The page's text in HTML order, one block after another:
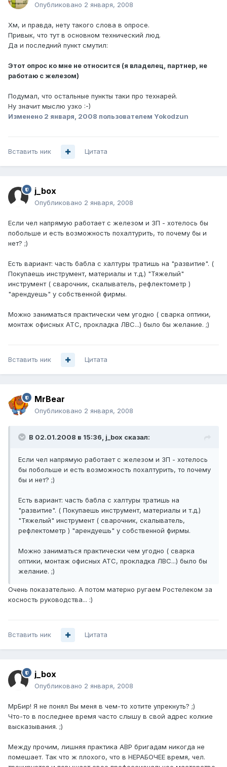
Опубликовано 2 января, 2008
Хм, и правда, нету такого слова в опросе.
Привык, что тут в основном технический люд.
Да и последний пункт смутил:
Этот опрос ко мне не относится (я владелец, партнер, не
работаю с железом)
Подумал, что остальные пункты таки про технарей.
Ну значит мыслю узко :-)
Изменено 2 января, 2008 пользователем Yokodzun
Вставить ник Цитата
j_box
Опубликовано 2 января, 2008
Если чел напрямую работает с железом и ЗП - хотелось бы
побольше и есть возможность похалтурить, то почему бы и
нет? ;)
Есть вариант: часть бабла с халтуры тратишь на "развитие". (
Покупаешь инструмент, материалы и т.д.) "Тяжелый"
инструмент ( сварочник, скалыватель, рефлектометр )
"арендуешь" у собственной фирмы.
Можно заниматься практически чем угодно ( сварка оптики,
монтаж офисных АТС, прокладка ЛВС...) было бы желание. ;)
Вставить ник Цитата
MrBear
Опубликовано 2 января, 2008
В 02.01.2008 в 15:36, j_box сказал:
Если чел напрямую работает с железом и ЗП - хотелось
бы побольше и есть возможность похалтурить, то почему
бы и нет? ;)
Есть вариант: часть бабла с халтуры тратишь на
"развитие". ( Покупаешь инструмент, материалы и т.д.)
"Тяжелый" инструмент ( сварочник, скалыватель,
рефлектометр ) "арендуешь" у собственной фирмы.
Можно заниматься практически чем угодно ( сварка
оптики, монтаж офисных АТС, прокладка ЛВС...) было бы
желание. ;)
Очень показательно. А потом матерно ругаем Ростелеком за
косность руководства... :)
Вставить ник Цитата
j_box
Опубликовано 2 января, 2008
МрБир! Я не понял Вы меня в чем-то хотите упрекнуть? ;)
Что-то в последнее время часто слышу в свой адрес колкие
высказывания. ;)
Между прочим, лишняя практика АВР бригадам никогда не
помешает. Так что ж плохого, что в НЕРАБОЧЕЕ время, чел.